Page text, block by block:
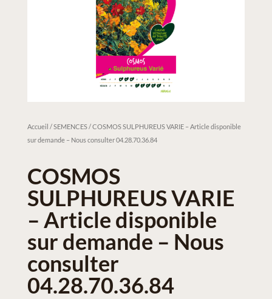
Accueil /SEMENCES/ COSMOS SULPHUREUS VARIE – Article disponible
sur demande – Nous consulter 04.28.70.36.84
COSMOS
SULPHUREUS VARIE
– Article disponible
sur demande – Nous
consulter
04.28.70.36.84